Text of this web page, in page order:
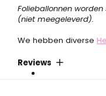
Folieballonnen
(niet meegeleverd).
We hebben diverse
Reviews